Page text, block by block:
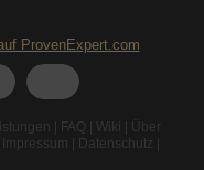
ProvenExpert.com
FAQ Wiki
Über
Impressum Datenschutz